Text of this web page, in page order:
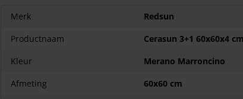
Zorg er bij het bestellen van deze
keramische tegels met
verband met breuk -en snijverlies.
Kenmerken van de Cerasun 60x60x4 tegels
Unieke combinatie van beton en keramiek;
Merk
Redsun
Productnaam
Cerasun 3+1 60x60x4 cm
Kleur
Merano Marroncino
Afmeting
60x60 cm